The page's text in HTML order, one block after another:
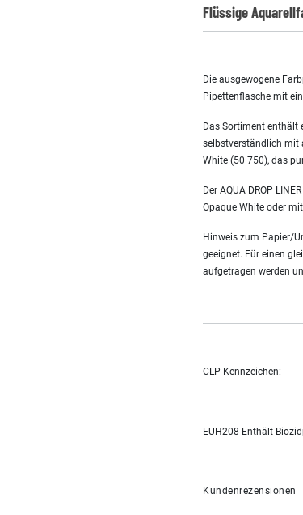
Flüssige
Die ausgewogene
Pipettenflasche mit
Das Sortiment enthält
selbstverständlich mit
White (50 750), das
Der AQUA DROP
Opaque White oder
Hinweis zum Papier/
geeignet. Für einen
aufgetragen werden
CLP Kennzeichen:
EUH208 Enthält
Kundenrezensionen